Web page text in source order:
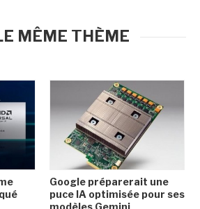
MÊME THÈME
Google préparerait une
puce IA optimisée pour ses